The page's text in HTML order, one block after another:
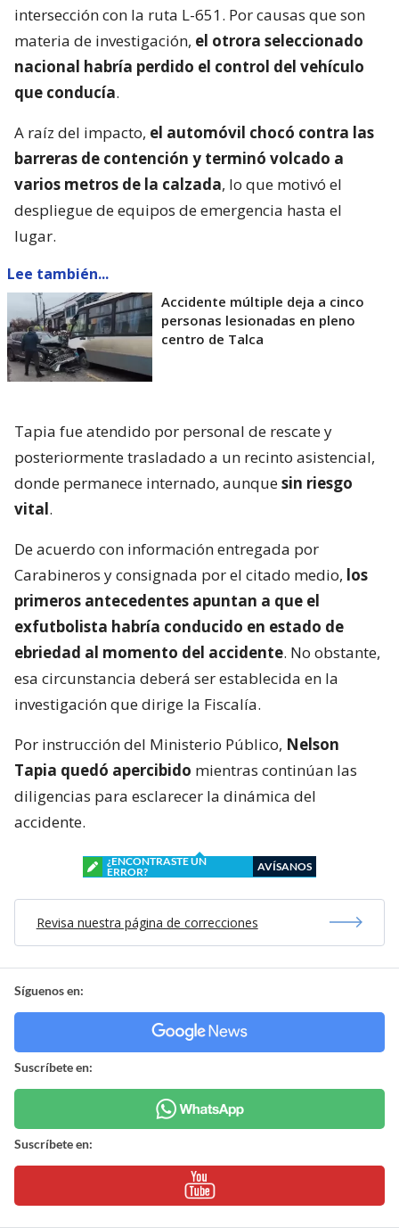
intersección con la ruta L-651. Por causas que son
materia de investigación, el otrora seleccionado
nacional habría perdido el control del vehículo
que conducía.
A raíz del impacto, el automóvil chocó contra las
barreras de contención y terminó volcado a
varios metros de la calzada, lo que motivó el
despliegue de equipos de emergencia hasta el
lugar.
Lee también...
Accidente múltiple deja a cinco
personas lesionadas en pleno
centro de Talca
Tapia fue atendido por personal de rescate y
posteriormente trasladado a un recinto asistencial,
donde permanece internado, aunquesin riesgo
vital.
De acuerdo con información entregada por
Carabineros y consignada por el citado medio, los
primeros antecedentes apuntan a que el
exfutbolista habría conducido en estado de
ebriedad al momento del accidente. No obstante,
esa circunstancia deberá ser establecida en la
investigación que dirige la Fiscalía.
Por instrucción del Ministerio Público, Nelson
Tapia quedó apercibido mientras continúan las
diligencias para esclarecer la dinámica del
accidente.
¿ENCONTRASTE UN
ERROR?
AVÍSANOS
Revisa nuestra página de correcciones
Síguenos en:
Suscríbete en:
Suscríbete en: